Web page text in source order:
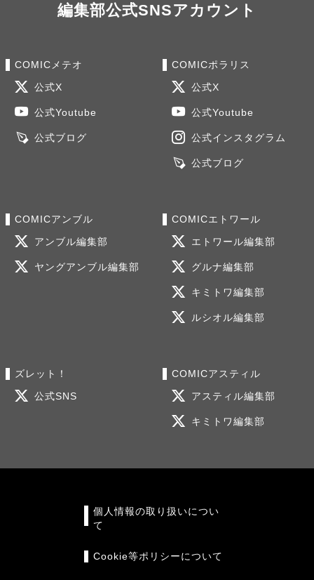
編集部公式SNSアカウント
COMICメテオ
公式X
公式Youtube
公式ブログ
COMICポラリス
公式X
公式Youtube
公式インスタグラム
公式ブログ
COMICアンブル
アンブル編集部
ヤングアンブル編集部
COMICエトワール
エトワール編集部
グルナ編集部
キミトワ編集部
ルシオル編集部
ズレット！
公式SNS
COMICアスティル
アスティル編集部
キミトワ編集部
個人情報の取り扱いについ
て
Cookie等ポリシーについて